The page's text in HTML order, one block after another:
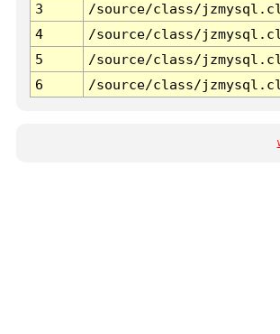
3
/source/class/
4
/source/class/
5
/source/class/
6
/source/class/